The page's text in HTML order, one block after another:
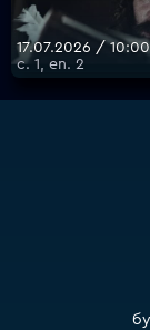
17.07.2026 / 10:00
с. 1, еп. 2